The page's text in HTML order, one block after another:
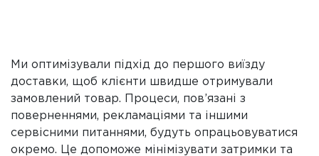
Ми оптимізували підхід до першого виїзду
доставки, щоб клієнти швидше отримували
замовлений товар. Процеси, пов’язані з
поверненнями, рекламаціями та іншими
сервісними питаннями, будуть опрацьовуватися
окремо. Це допоможе мінімізувати затримки та